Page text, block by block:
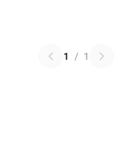
1 / 1